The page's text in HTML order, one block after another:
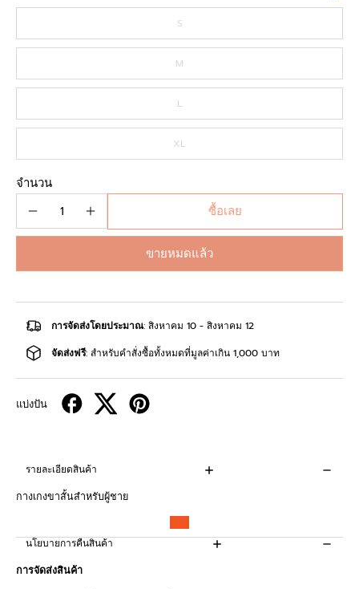
S
M
L
XL
จำนวน
ขายหมดแล้ว
ซื้อเลย
การจัดส่งโดยประมาณ: สิงหาคม 10 - สิงหาคม 12
จัดส่งฟรี: สำหรับคำสั่งซื้อทั้งหมดที่มูลค่าเกิน 1,000 บาท
แบ่งปัน
รายละเอียดสินค้า
กางเกงขาสั้นสำหรับผู้ชาย
นโยบายการคืนสินค้า
การจัดส่งสินค้า